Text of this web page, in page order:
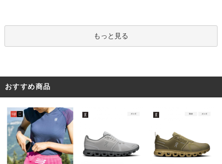
もっと見る
おすすめ商品